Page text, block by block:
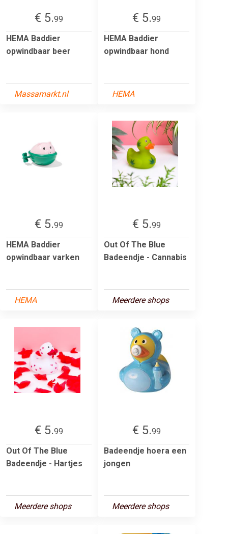
€ 5.99
HEMA Baddier
opwindbaar beer
Massamarkt.nl
€ 5.99
HEMA Baddier
opwindbaar hond
HEMA
€ 5.99
HEMA Baddier
opwindbaar varken
HEMA
€ 5.99
Out Of The Blue
Badeendje - Cannabis
Meerdere shops
€ 5.99
Out Of The Blue
Badeendje - Hartjes
Meerdere shops
€ 5.99
Badeendje hoera een
jongen
Meerdere shops